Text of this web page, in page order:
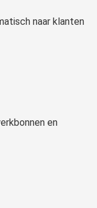
naar klanten
en